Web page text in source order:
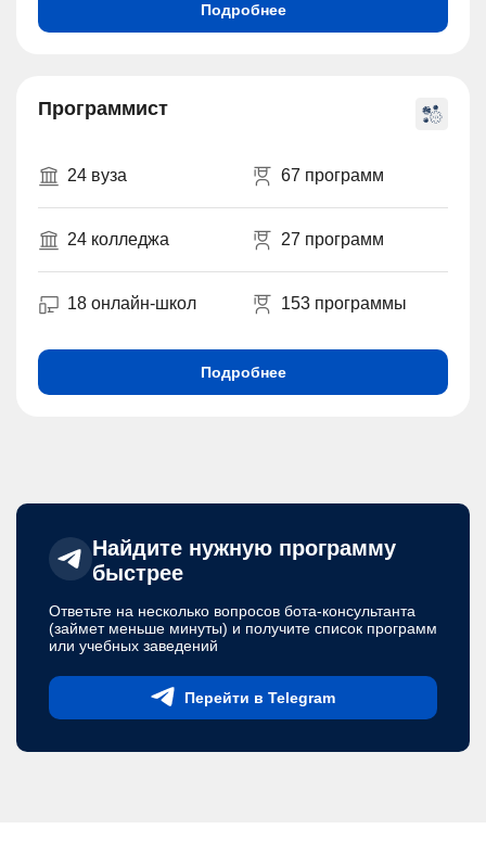
Подробнее
Программист
24 вуза 67 программ
24 колледжа 27 программ
18 онлайн-школ 153 программы
Подробнее
Найдите нужную программу
быстрее
Ответьте на несколько вопросов бота-консультанта
(займет меньше минуты) и получите список программ
или учебных заведений
Перейти в Telegram